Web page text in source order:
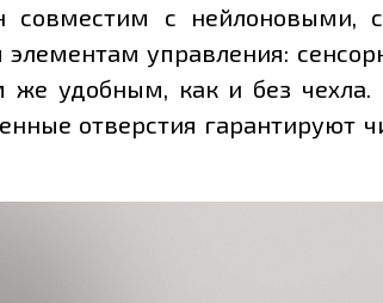
с нейлоновыми,
управления:
удобным, как и без чехла.
отверстия гарантируют